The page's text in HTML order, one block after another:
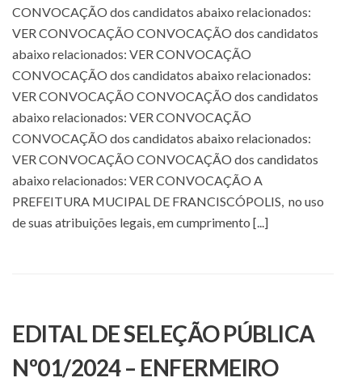
CONVOCAÇÃO dos candidatos abaixo relacionados:
VER CONVOCAÇÃO CONVOCAÇÃO dos candidatos
abaixo relacionados: VER CONVOCAÇÃO
CONVOCAÇÃO dos candidatos abaixo relacionados:
VER CONVOCAÇÃO CONVOCAÇÃO dos candidatos
abaixo relacionados: VER CONVOCAÇÃO
CONVOCAÇÃO dos candidatos abaixo relacionados:
VER CONVOCAÇÃO CONVOCAÇÃO dos candidatos
abaixo relacionados: VER CONVOCAÇÃO A
PREFEITURA MUCIPAL DE FRANCISCÓPOLIS, no uso
de suas atribuições legais, em cumprimento [...]
EDITAL DE SELEÇÃO PÚBLICA
Nº01/2024 – ENFERMEIRO